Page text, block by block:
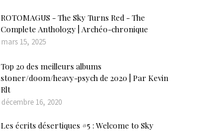
ROTOMAGUS - The Sky Turns Red - The
Complete Anthology | Archéo-chronique
mars 15, 2025
Top 20 des meilleurs albums
stoner/doom/heavy-psych de 2020 | Par Kevin
Rlt
décembre 16, 2020
Les écrits désertiques #5 : Welcome to Sky